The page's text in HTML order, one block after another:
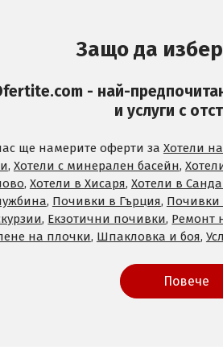
Защо да
- най-
и услуги с
ще намерите оферти за Хотели
, Хотели с минерален басейн,
, Хотели в Хисаря, Хотели в
, Почивки в Гърция, Почивки
, Екзотични почивки, Ремонт
на плочки, Шпакловка и боя,
Повече